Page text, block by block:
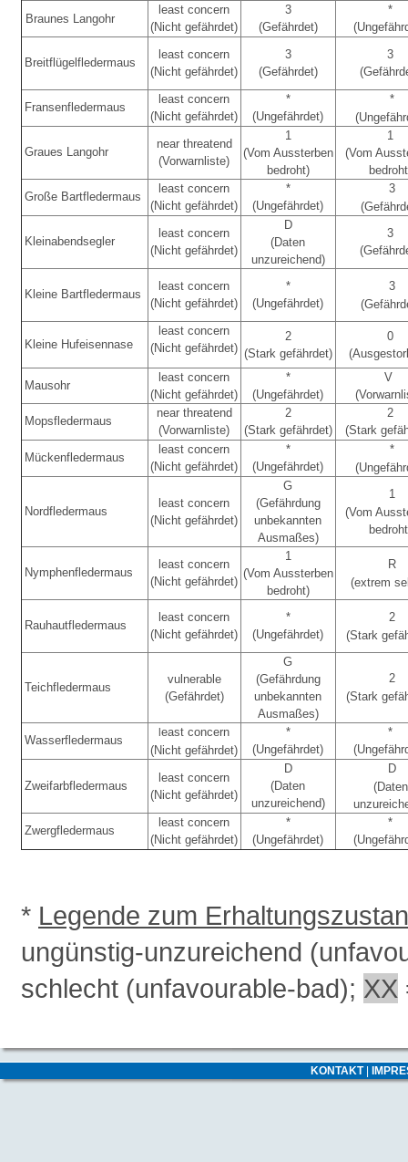
Braunes Langohr
least concern
(Nicht gefährdet)
3
(Gefährdet)
*
Breitflügelfledermaus
least concern
(Nicht gefährdet)
3
(Gefährdet)
3
Fransenfledermaus
least concern
(Nicht gefährdet)
*
(Ungefährdet)
*
Graues Langohr
near threatend
(Vorwarnliste)
1
(Vom Aussterben
bedroht)
1
(Vom
Große Bartfledermaus
least concern
(Nicht gefährdet)
*
(Ungefährdet)
3
Kleinabendsegler
least concern
(Nicht gefährdet)
D
(Daten
unzureichend)
3
Kleine Bartfledermaus
least concern
(Nicht gefährdet)
*
(Ungefährdet)
3
Kleine Hufeisennase
least concern
(Nicht gefährdet)
2
(Stark gefährdet)
0
Mausohr
least concern
(Nicht gefährdet)
*
(Ungefährdet)
V
Mopsfledermaus
near threatend
(Vorwarnliste)
2
(Stark gefährdet)
2
(Stark
Mückenfledermaus
least concern
(Nicht gefährdet)
*
(Ungefährdet)
*
Nordfledermaus
least concern
(Nicht gefährdet)
G
(Gefährdung
unbekannten
Ausmaßes)
1
(Vom
Nymphenfledermaus
least concern
(Nicht gefährdet)
1
(Vom Aussterben
bedroht)
R
(extrem
Rauhautfledermaus
least concern
(Nicht gefährdet)
*
(Ungefährdet)
2
(Stark
Teichfledermaus
vulnerable
(Gefährdet)
G
(Gefährdung
unbekannten
Ausmaßes)
2
(Stark
Wasserfledermaus
least concern
(Nicht gefährdet)
*
(Ungefährdet)
*
Zweifarbfledermaus
least concern
(Nicht gefährdet)
D
(Daten
unzureichend)
D
(Daten
Zwergfledermaus
least concern
(Nicht gefährdet)
*
(Ungefährdet)
*
* Legende zum
ungünstig-unzureichend
schlecht (unfavourable-bad); XX
KONTAKT|